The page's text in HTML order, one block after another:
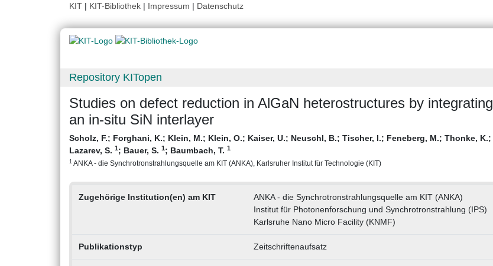
KIT | KIT-Bibliothek | Impressum | Datenschutz
Repository KITopen
Studies on defect reduction in AlGaN heterostructures by integrating
an in-situ SiN interlayer
Scholz, F.; Forghani, K.; Klein, M.; Klein, O.; Kaiser, U.; Neuschl, B.; Tischer, I.; Feneberg, M.; Thonke, K.;
Lazarev, S. 1; Bauer, S. 1; Baumbach, T. 1
1 ANKA - die Synchrotronstrahlungsquelle am KIT (ANKA), Karlsruher Institut für Technologie (KIT)
Zugehörige Institution(en) am KIT
ANKA - die Synchrotronstrahlungsquelle am KIT (ANKA)
Institut für Photonenforschung und Synchrotronstrahlung (IPS)
Karlsruhe Nano Micro Facility (KNMF)
Publikationstyp Zeitschriftenaufsatz